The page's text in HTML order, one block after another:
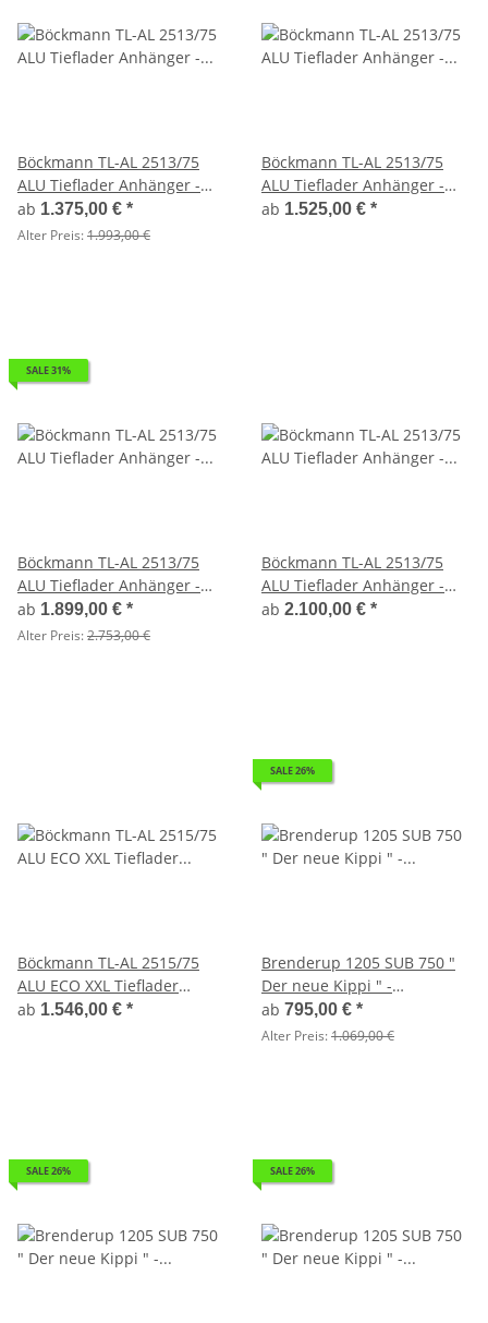
Böckmann TL-AL 2513/75
ALU Tieflader Anhänger -
ungebremst
ab 1.375,00 € *
Alter Preis:1.993,00 €
Böckmann TL-AL 2513/75
ALU Tieflader Anhänger -
ungebremst Flachplane
ab 1.525,00 € *
SALE 31%
Böckmann TL-AL 2513/75
ALU Tieflader Anhänger -
ungebremst ALU
Bordwandaufsatz
ab 1.899,00 € *
Alter Preis:2.753,00 €
Böckmann TL-AL 2513/75
ALU Tieflader Anhänger -
ungebremst mit Laubgitter
ab 2.100,00 € *
Böckmann TL-AL 2515/75
ALU ECO XXL Tieflader
Anhänger - ungebremst
ab 1.546,00 € *
SALE 26%
Brenderup 1205 SUB 750 "
Der neue Kippi " -
ABKLAPPBARE ZUGDEICHSEL
/ VERTIKAL ABSTELLEN
ab 795,00 € *
Alter Preis:1.069,00 €
SALE 26% SALE 26%